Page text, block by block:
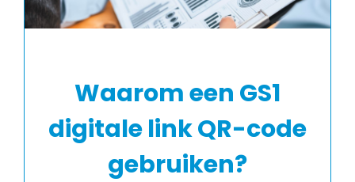
Waarom een GS1
digitale link QR-code
gebruiken?